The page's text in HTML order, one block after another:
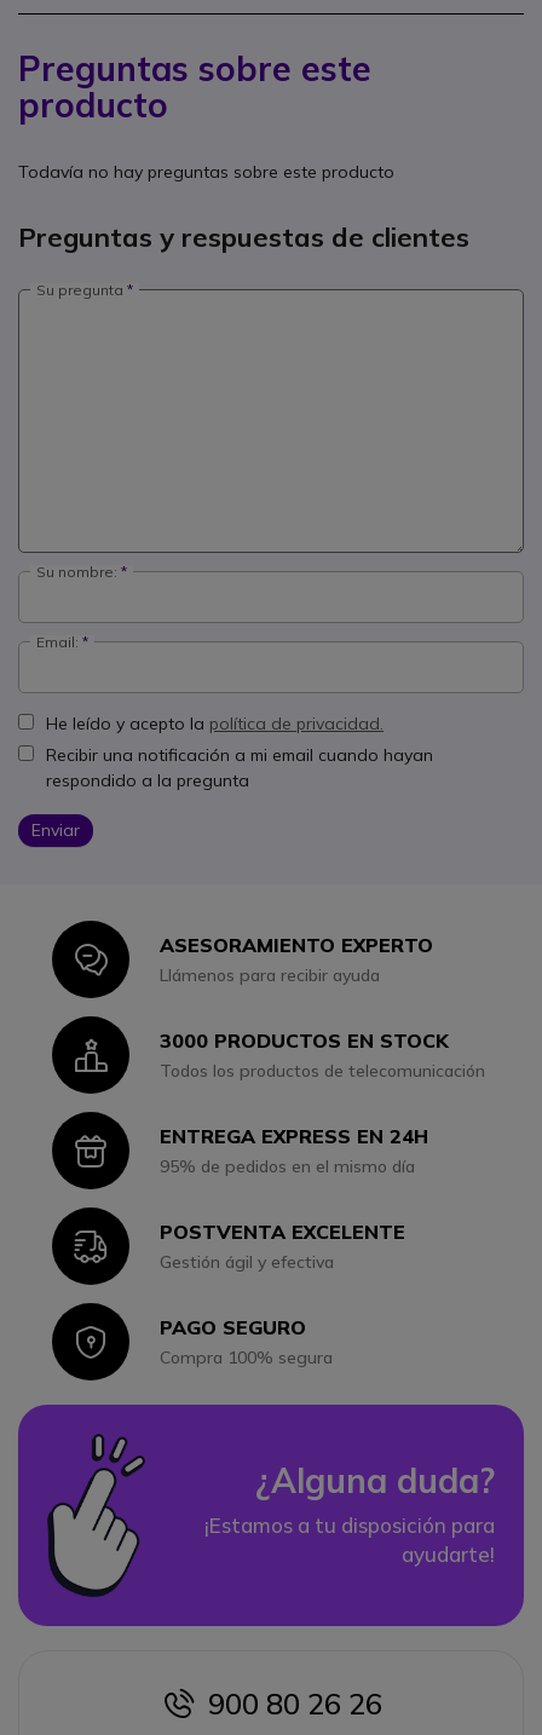
Preguntas sobre este
producto
Todavía no hay preguntas sobre este producto
Preguntas y respuestas de clientes
Su pregunta
Su nombre:
Email:
He leído y acepto la política de privacidad.
Recibir una notificación a mi email cuando hayan
respondido a la pregunta
Enviar
IconASESORAMIENTO EXPERTO
Llámenos para recibir ayuda
Icon3000 PRODUCTOS EN STOCK
Todos los productos de telecomunicación
IconENTREGA EXPRESS EN 24H
95% de pedidos en el mismo día
IconPOSTVENTA EXCELENTE
Gestión ágil y efectiva
IconPAGO SEGURO
Compra 100% segura
¿Alguna duda?
¡Estamos a tu disposición para
ayudarte!
icon
900 80 26 26